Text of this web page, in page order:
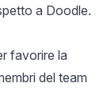
a Doodle.
favorire la
del team